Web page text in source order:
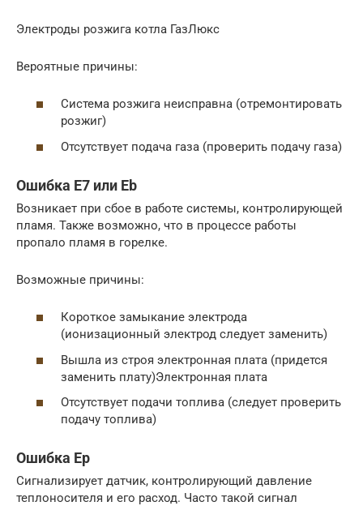
Электроды розжига котла ГазЛюкс
Вероятные причины:
Система розжига неисправна (отремонтировать
розжиг)
Отсутствует подача газа (проверить подачу газа)
Ошибка Е7 или Еb
Возникает при сбое в работе системы, контролирующей
пламя. Также возможно, что в процессе работы
пропало пламя в горелке.
Возможные причины:
Короткое замыкание электрода
(ионизационный электрод следует заменить)
Вышла из строя электронная плата (придется
заменить плату)Электронная плата
Отсутствует подачи топлива (следует проверить
подачу топлива)
Ошибка Ер
Сигнализирует датчик, контролирующий давление
теплоносителя и его расход. Часто такой сигнал